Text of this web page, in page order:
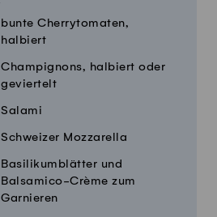
bunte Cherrytomaten,
halbiert
Champignons, halbiert oder
geviertelt
Salami
Schweizer Mozzarella
Basilikumblätter und
Balsamico-Crème zum
Garnieren